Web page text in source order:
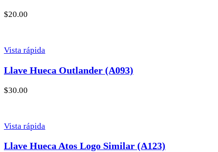
$20.00
Vista rápida
Llave Hueca Outlander (A093)
$30.00
Vista rápida
Llave Hueca Atos Logo Similar (A123)